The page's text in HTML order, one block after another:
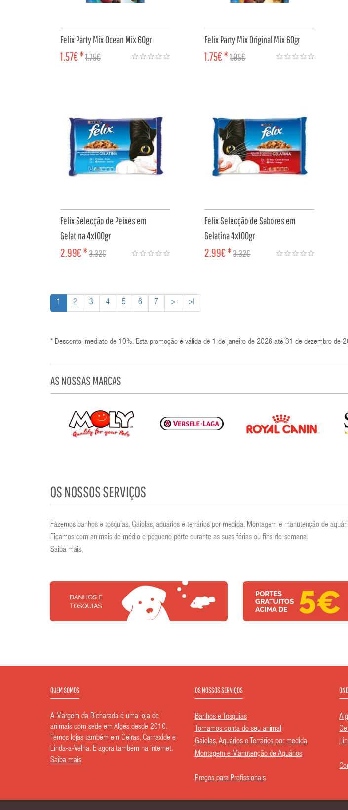
Felix Party Mix Ocean Mix 60gr
1.57€ *1.75€
Felix Party Mix Original Mix 60gr
1.75€ *1.95€
Felix Selecção de Peixes em
Gelatina 4x100gr
2.99€ *3.32€
Felix Selecção de Sabores em
Gelatina 4x100gr
2.99€ *3.32€
1 2 3 4 5 6 7 > >|
* Desconto imediato de 10%. Esta promoção é válida de 1 de janeiro de 2026 até 31 de dezembro de
AS NOSSAS MARCAS
OS NOSSOS SERVIÇOS
Fazemos banhos e tosquias. Gaiolas, aquários e terrários por medida. Montagem e manutenção de
Ficamos com animais de médio e pequeno porte durante as suas férias ou fins-de-semana.
Saiba mais
QUEM SOMOS
A Margem da Bicharada é uma loja de
animais com sede em Algés desde 2010.
Temos lojas também em Oeiras, Carnaxide e
Linda-a-Velha. E agora também na internet.
Saiba mais
OS NOSSOS SERVIÇOS
Banhos e Tosquias
Tomamos conta do seu animal
Gaiolas, Aquários e Terrários por medida
Montagem e Manutenção de Aquários
Preços para Profissionais